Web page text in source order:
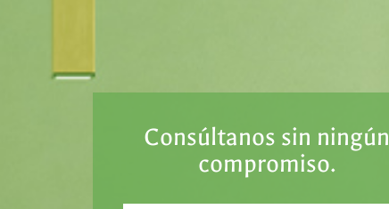
Consúltanos sin ningún
compromiso.